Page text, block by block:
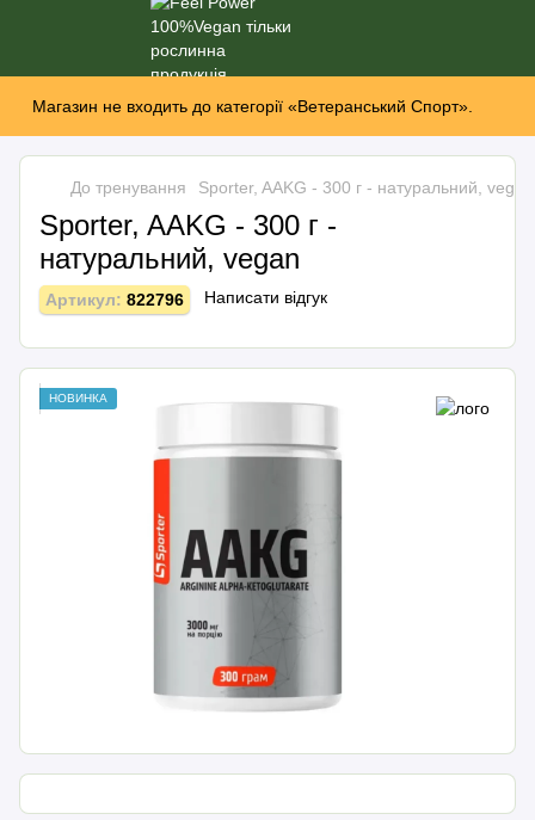
Магазин не входить до категорії «Ветеранський Спорт».
До тренування Sporter, AAKG - 300 г - натуральний, vegan
Sporter, AAKG - 300 г -
натуральний, vegan
Артикул: 822796 Написати відгук
НОВИНКА